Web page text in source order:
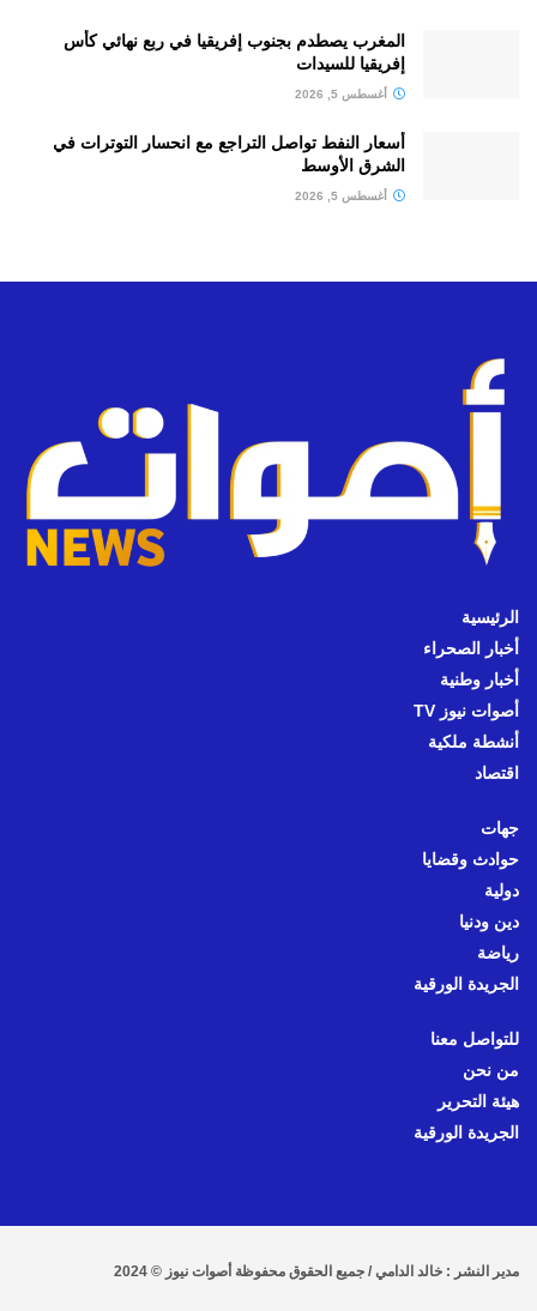
المغرب يصطدم بجنوب إفريقيا في ربع نهائي كأس
إفريقيا للسيدات
أغسطس 5, 2026
أسعار النفط تواصل التراجع مع انحسار التوترات في
الشرق الأوسط
أغسطس 5, 2026
الرئيسية
أخبار الصحراء
أخبار وطنية
أصوات نيوز TV
أنشطة ملكية
اقتصاد
جهات
حوادث وقضايا
دولية
دين ودنيا
رياضة
الجريدة الورقية
للتواصل معنا
من نحن
هيئة التحرير
الجريدة الورقية
مدير النشر : خالد الدامي / جميع الحقوق محفوظة أصوات نيوز © 2024